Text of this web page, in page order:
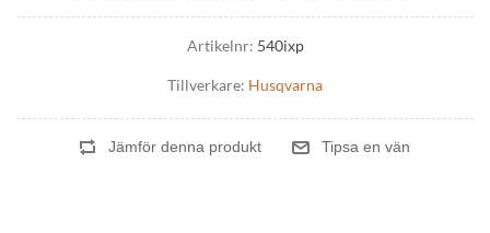
Artikelnr: 540ixp
Tillverkare: Husqvarna